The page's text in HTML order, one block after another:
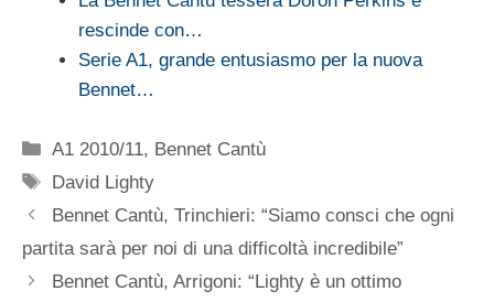
rescinde con…
Serie A1, grande entusiasmo per la nuova
Bennet…
Categorie
A1 2010/11, Bennet Cantù
Tag
David Lighty
Bennet Cantù, Trinchieri: “Siamo consci che ogni
partita sarà per noi di una difficoltà incredibile”
Bennet Cantù, Arrigoni: “Lighty è un ottimo